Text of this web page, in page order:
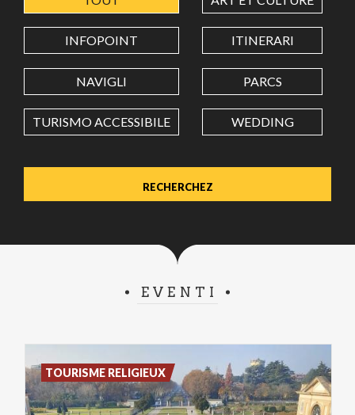
LONGITUDE
Value in decimal degrees. Use dot (.) as decimal separator.
INFOPOINT ITINERARI
NAVIGLI PARCS
TURISMO ACCESSIBILE WEDDING
EVENTI
TOURISME RELIGIEUX